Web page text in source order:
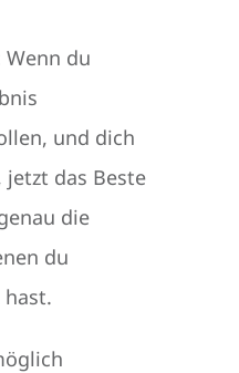
Wenn du
und dich
das Beste
die
du